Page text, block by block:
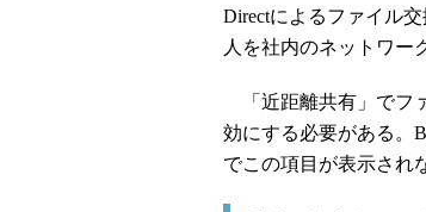
Directによるファイル
人を社内のネットワー
「近距離共有」でフ
効にする必要がある。
でこの項目が表示され